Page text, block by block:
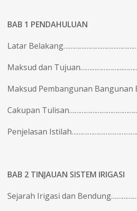
BAB 1 PENDAHULUAN
Latar
Maksud dan
Maksud Pembangunan
Cakupan
Penjelasan
BAB 2 TINJAUAN SISTEM IRIGASI
Sejarah Irigasi dan